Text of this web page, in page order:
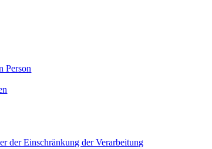
Person
der Einschränkung der Verarbeitung